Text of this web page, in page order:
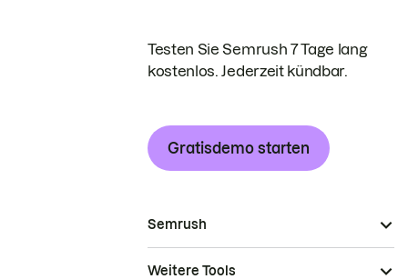
Testen Sie Semrush 7 Tage lang
kostenlos. Jederzeit kündbar.
Gratisdemo starten
Semrush
Weitere Tools